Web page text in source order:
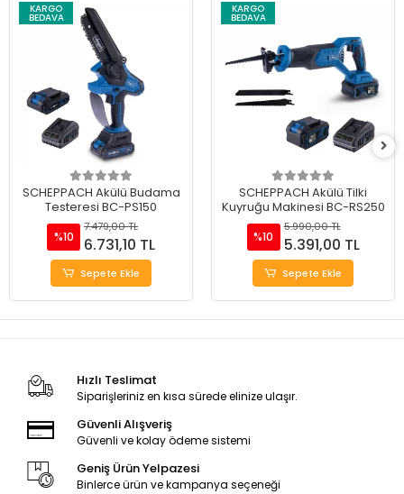
KARGO
BEDAVA
SCHEPPACH Akülü Budama
Testeresi BC-PS150
%10
7.479,00 TL
6.731,10 TL
Sepete Ekle
KARGO
BEDAVA
SCHEPPACH Akülü Tilki
Kuyruğu Makinesi BC-RS250
%10
5.990,00 TL
5.391,00 TL
Sepete Ekle
Hızlı Teslimat
Siparişleriniz en kısa sürede elinize ulaşır.
Güvenli Alışveriş
Güvenli ve kolay ödeme sistemi
Geniş Ürün Yelpazesi
Binlerce ürün ve kampanya seçeneği